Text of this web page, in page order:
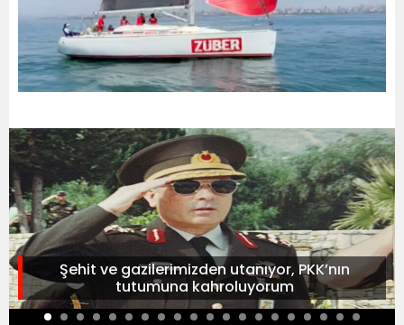
Şehit ve gazilerimizden utanıyor, PKK’nın
tutumuna kahroluyorum